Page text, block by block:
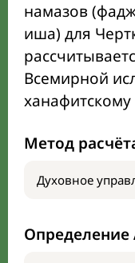
намазов
иша) для
Всемирной
Метод
Определение